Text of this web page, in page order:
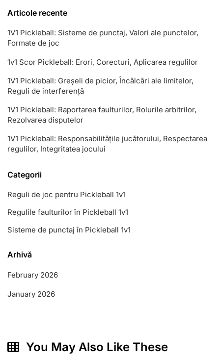
Articole recente
1V1 Pickleball: Sisteme de punctaj, Valori ale punctelor,
Formate de joc
1v1 Scor Pickleball: Erori, Corecturi, Aplicarea regulilor
1V1 Pickleball: Greșeli de picior, Încălcări ale limitelor,
Reguli de interferență
1V1 Pickleball: Raportarea faulturilor, Rolurile arbitrilor,
Rezolvarea disputelor
1V1 Pickleball: Responsabilitățile jucătorului, Respectarea
regulilor, Integritatea jocului
Categorii
Reguli de joc pentru Pickleball 1v1
Regulile faulturilor în Pickleball 1v1
Sisteme de punctaj în Pickleball 1v1
Arhivă
February 2026
January 2026
You May Also Like These